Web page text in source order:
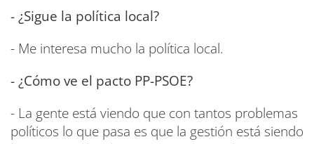
- ¿Sigue la política local?
- Me interesa mucho la política local.
- ¿Cómo ve el pacto PP-PSOE?
- La gente está viendo que con tantos problemas
políticos lo que pasa es que la gestión está siendo